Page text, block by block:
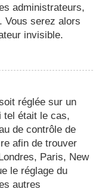
administrateurs,
Vous serez alors
invisible.
réglée sur un
tel était le cas,
de contrôle de
afin de trouver
Paris, New
le réglage du
autres